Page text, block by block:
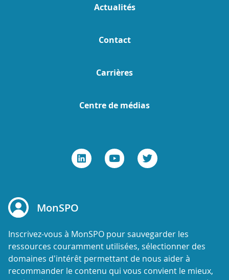
Actualités
Contact
Carrières
Centre de médias
MonSPO
Inscrivez-vous à MonSPO pour sauvegarder les
ressources couramment utilisées, sélectionner des
domaines d'intérêt permettant de nous aider à
recommander le contenu qui vous convient le mieux,